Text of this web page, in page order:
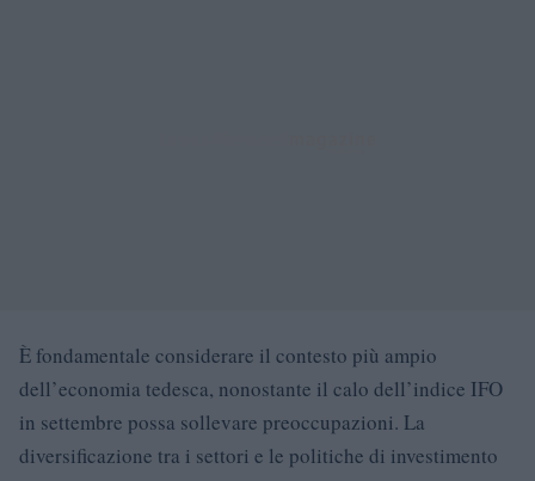
È fondamentale considerare il contesto più ampio
dell’economia tedesca, nonostante il calo dell’indice IFO
in settembre possa sollevare preoccupazioni. La
diversificazione tra i settori e le politiche di investimento